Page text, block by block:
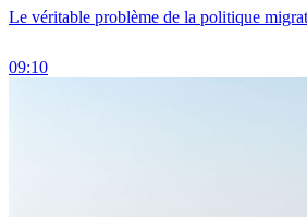
Le véritable problème de la politique
09:10